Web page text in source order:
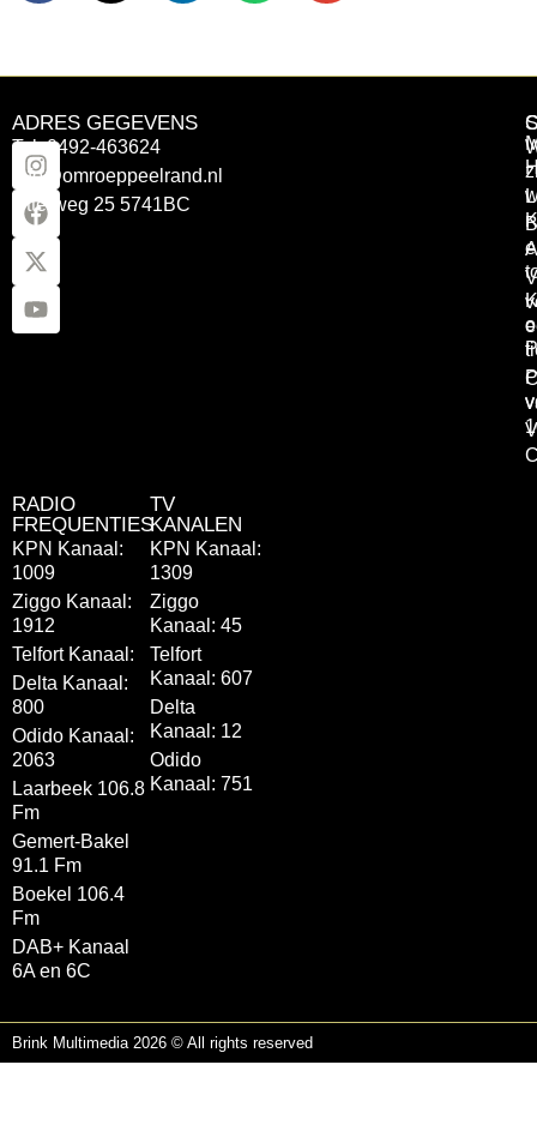
ADRES GEGEVENS
Tel: 0492-463624
info@omroeppeelrand.nl
Otterweg 25 5741BC
RADIO
FREQUENTIES
KPN Kanaal:
1009
Ziggo Kanaal:
1912
Telfort Kanaal:
Delta Kanaal:
800
Odido Kanaal:
2063
Laarbeek 106.8
Fm
Gemert-Bakel
91.1 Fm
Boekel 106.4
Fm
DAB+ Kanaal
6A en 6C
TV
KANALEN
KPN Kanaal:
1309
Ziggo
Kanaal: 45
Telfort
Kanaal: 607
Delta
Kanaal: 12
Odido
Kanaal: 751
Brink Multimedia 2026 © All rights reserved